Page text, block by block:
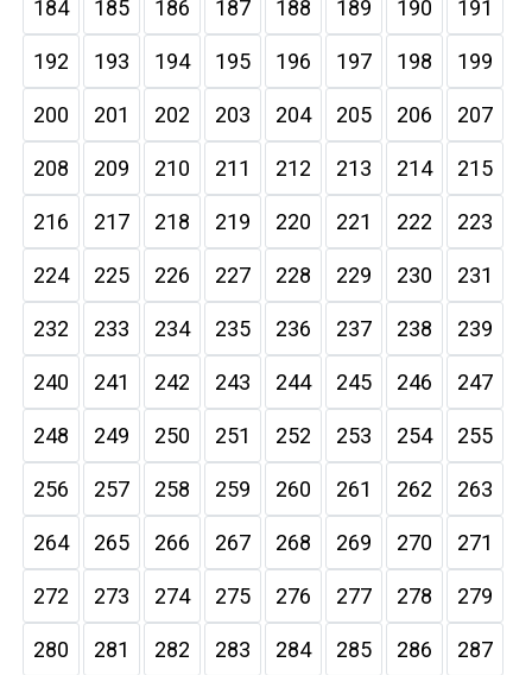
184 185 186 187 188 189 190 191
192 193 194 195 196 197 198 199
200 201 202 203 204 205 206 207
208 209 210 211 212 213 214 215
216 217 218 219 220 221 222 223
224 225 226 227 228 229 230 231
232 233 234 235 236 237 238 239
240 241 242 243 244 245 246 247
248 249 250 251 252 253 254 255
256 257 258 259 260 261 262 263
264 265 266 267 268 269 270 271
272 273 274 275 276 277 278 279
280 281 282 283 284 285 286 287